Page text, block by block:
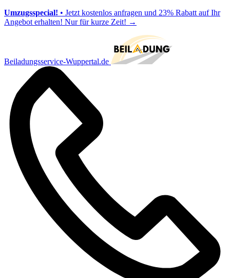
Umzugsspecial! • Jetzt kostenlos anfragen und 23% Rabatt auf Ihr
Angebot erhalten! Nur für kurze Zeit! →
Beiladungsservice-Wuppertal.de